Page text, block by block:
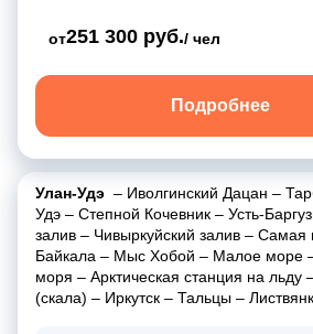
от251 300 руб./ чел
Подробнее
Улан-Удэ – Иволгинский Дацан –
Удэ – Степной Кочевник – Усть-
залив – Чивыркуйский залив – Самая
Байкала – Мыс Хобой – Малое море
моря – Арктическая станция на льду
(скала) – Иркутск – Тальцы –